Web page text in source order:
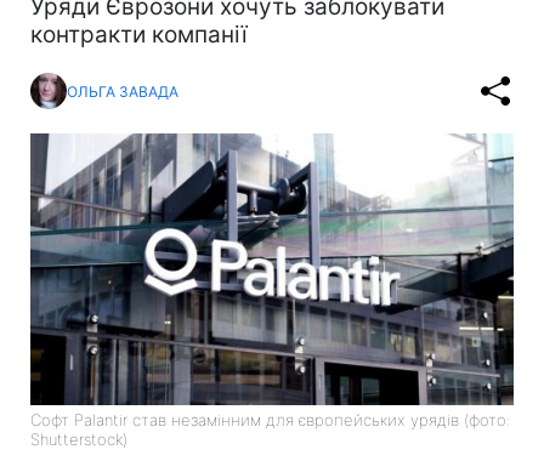
Уряди Єврозони хочуть заблокувати
контракти компанії
ОЛЬГА ЗАВАДА
Софт Palantir став незамінним для європейських урядів (фото:
Shutterstock)